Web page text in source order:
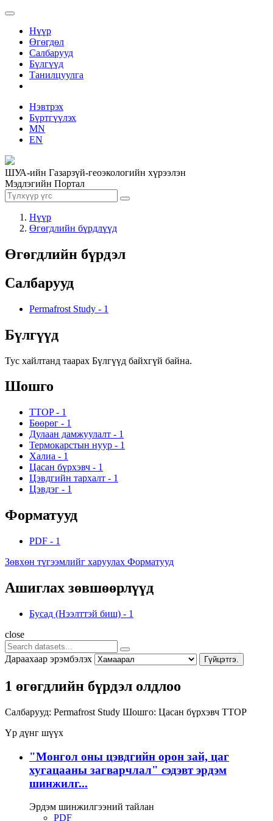
Нүүр
Өгөгдөл
Салбарууд
Бүлгүүд
Танилцуулга
Нэвтрэх
Бүртгүүлэх
MN
EN
ШУА-ийн Газарзүй-геоэкологийн хүрээлэн
Мэдлэгийн Портал
Нүүр
Өгөгдлийн бүрдлүүд
Өгөгдлийн бүрдэл
Салбарууд
Permafrost Study - 1
Бүлгүүд
Тус хайлтанд таарах Бүлгүүд байхгүй байна.
Шошго
TTOP - 1
Бөөрөг - 1
Дулаан дамжуулалт - 1
Термокарстын нуур - 1
Халиа - 1
Цасан бүрхэвч - 1
Цэвдгийн тархалт - 1
Цэвдэг - 1
Форматууд
PDF - 1
Зөвхөн түгээмлийг харуулах Форматууд
Ашиглах зөвшөөрлүүд
Бусад (Нээлттэй биш) - 1
close
Дараахаар эрэмбэлэх Гүйцэтгэ.
1 өгөгдлийн бүрдэл олдлоо
Салбарууд: Permafrost Study Шошго: Цасан бүрхэвч TTOP
Үр дүнг шүүх
"Монгол оны цэвдгийн орон зай, цаг
хугацааны загварчлал" сэдэвт эрдэм
шинжилг...
Эрдэм шинжилгээний тайлан
PDF